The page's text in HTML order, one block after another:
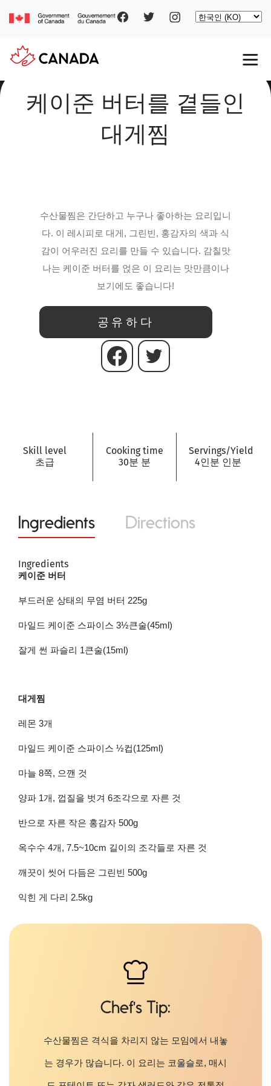
건
너
Social
Select
navigation
케이준 버터를 곁들인
대게찜
수산물찜은 간단하고 누구나 좋아하는 요리입니
다. 이 레시피로 대게 , 그린빈, 홍감자의 색과 식
감이 어우러진 요리를 만들 수 있습니다. 감칠맛
나는 케이준 버터를 얹은 이 요리는 맛만큼이나
보기에도 좋습니다!
공유하다
Skill level
초급
Cooking time
30분 분
Servings/Yield
4인분 인분
Ingredients Directions
Ingredients
케이준 버터
부드러운 상태의 무염 버터 225g
마일드 케이준 스파이스 3½큰술(45ml)
잘게 썬 파슬리 1큰술(15ml)
대게찜
레몬 3개
마일드 케이준 스파이스 ½컵(125ml)
마늘 8쪽, 으깬 것
양파 1개 , 껍질을 벗겨 6조각으로 자른 것
반으로 자른 작은 홍감자 500g
옥수수 4개 , 7.5~10cm 길이의 조각들로 자른 것
깨끗이 씻어 다듬은 그린빈 500g
익힌 게 다리 2.5kg
Chef's Tip
수산물찜은 격식을 차리지 않는 모임에서 내놓
는 경우가 많습니다. 이 요리는 코울슬로, 매시